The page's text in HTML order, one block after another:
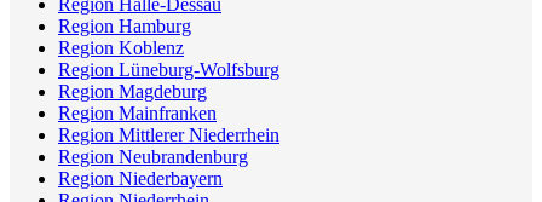
Region Halle-Dessau
Region Hamburg
Region Koblenz
Region Lüneburg-Wolfsburg
Region Magdeburg
Region Mainfranken
Region Mittlerer Niederrhein
Region Neubrandenburg
Region Niederbayern